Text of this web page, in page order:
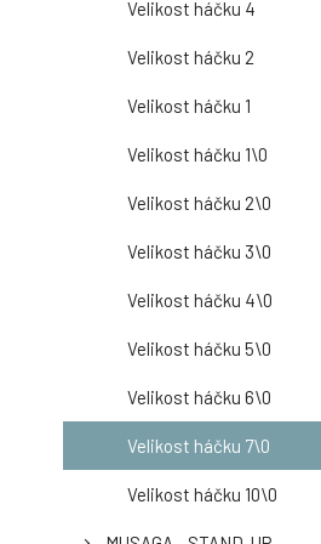
Velikost háčku 4
Velikost háčku 2
Velikost háčku 1
Velikost háčku 1\0
Velikost háčku 2\0
Velikost háčku 3\0
Velikost háčku 4\0
Velikost háčku 5\0
Velikost háčku 6\0
Velikost háčku 7\0
Velikost háčku 10\0